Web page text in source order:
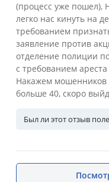
(процесс уже пошел),
легко нас кинуть на
требованием
заявление против
отделение полиции
с требованием
Накажем мошенников
больше 40, скоро
Был ли этот отзыв